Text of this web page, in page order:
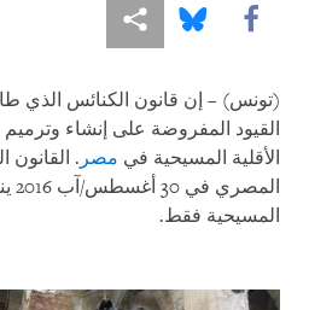
Share this via Facebook
Share this via Bluesky
Share this via مشاركة
(تونس) – إن قانون الكنائس الذي
القيود المفروضة على إنشاء وترميم
الأقلية المسيحية في مصر . القانون
المسيحية فقط.